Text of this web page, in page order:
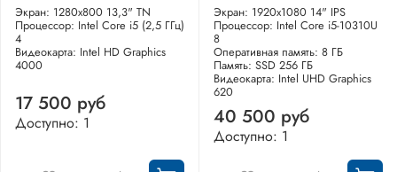
Экран: 1280x800 13,3" TN
Процессор: Intel Core i5 (2,5 ГГц)
4
Видеокарта: Intel HD Graphics
4000
17 500 руб
Доступно: 1
Экран: 1920x1080 14" IPS
Процессор: Intel Core i5-10310U
8
Оперативная память: 8 ГБ
Память: SSD 256 ГБ
Видеокарта: Intel UHD Graphics
620
40 500 руб
Доступно: 1